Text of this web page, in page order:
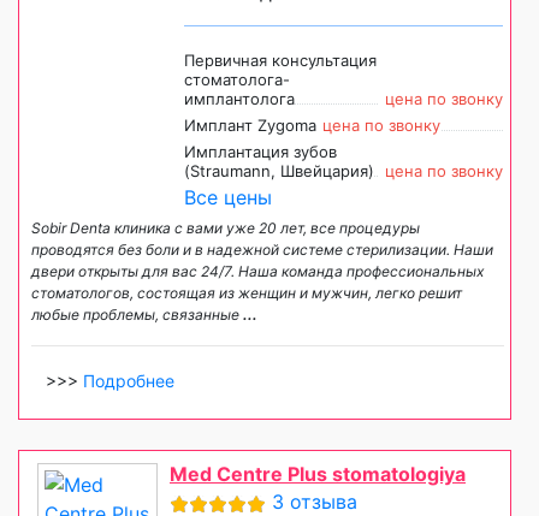
Первичная консультация
стоматолога-
имплантолога
цена по звонку
Имплант Zygoma цена по звонку
Имплантация зубов
(Straumann, Швейцария)
цена по звонку
Все цены
Sobir Denta клиника с вами уже 20 лет, все процедуры
проводятся без боли и в надежной системе стерилизации. Наши
двери открыты для вас 24/7. Наша команда профессиональных
стоматологов, состоящая из женщин и мужчин, легко решит
любые проблемы, связанные ...
>>> Подробнее
Med Centre Plus stomatologiya
3 отзыва